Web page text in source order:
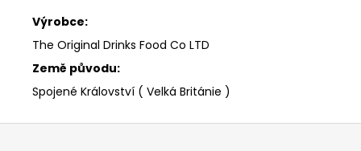
Výrobce:
The Original Drinks Food Co LTD
Země původu:
Spojené Království ( Velká Británie )
Z